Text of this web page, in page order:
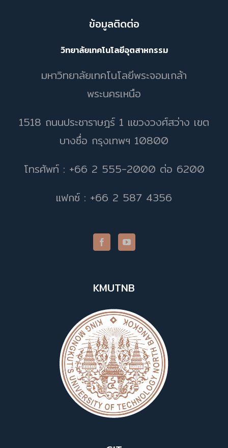
ข้อมูลติดต่อ
วิทยาลัยเทคโนโลยีอุตสาหกรรม
มหาวิทยาลัยเทคโนโลยีพระจอมเกล้า
พระนครเหนือ
1518 ถนนประชาราษฎร์ 1 แขวงวงศ์สว่าง เขต
บางซื่อ กรุงเทพฯ 10800
โทรศัพท์ : +66 2 555-2000 ต่อ 6200
แฟกซ์ : +66 2 587 4356
KMUTNB